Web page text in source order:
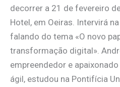
decorrer a 21 de fevereiro
Hotel, em Oeiras. Intervirá
falando do tema «O novo
transformação digital».
empreendedor e
ágil, estudou na Pontifícia